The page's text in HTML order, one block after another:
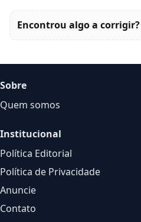
Encontrou algo a corrigir?
Sobre
Quem somos
Institucional
Política Editorial
Política de Privacidade
Anuncie
Contato